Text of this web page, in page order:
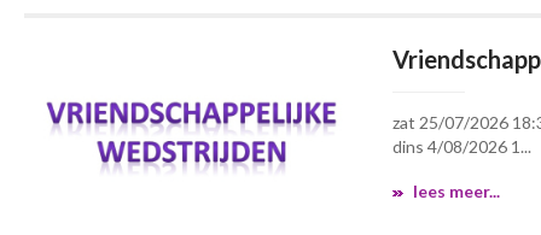
zat 25/07/2026
dins 4/08/2026 1...
lees meer...